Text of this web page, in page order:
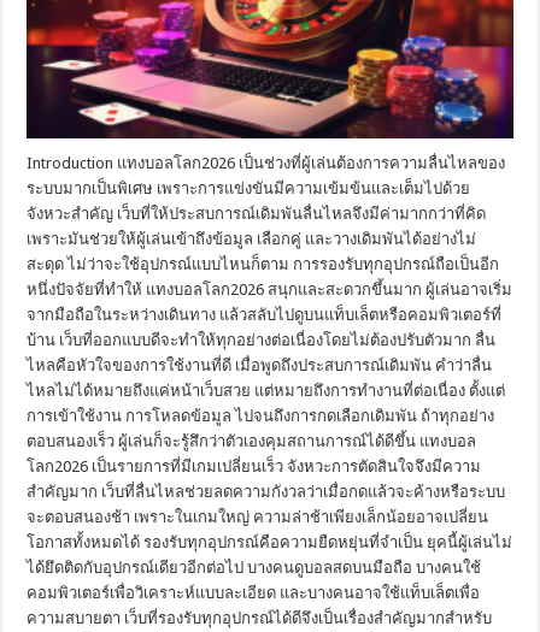
Introduction แทงบอลโลก2026 เป็นช่วงที่ผู้เล่นต้องการความลื่นไหลของ
ระบบมากเป็นพิเศษ เพราะการแข่งขันมีความเข้มข้นและเต็มไปด้วย
จังหวะสำคัญ เว็บที่ให้ประสบการณ์เดิมพันลื่นไหลจึงมีค่ามากกว่าที่คิด
เพราะมันช่วยให้ผู้เล่นเข้าถึงข้อมูล เลือกคู่ และวางเดิมพันได้อย่างไม่
สะดุด ไม่ว่าจะใช้อุปกรณ์แบบไหนก็ตาม การรองรับทุกอุปกรณ์ถือเป็นอีก
หนึ่งปัจจัยที่ทำให้ แทงบอลโลก2026 สนุกและสะดวกขึ้นมาก ผู้เล่นอาจเริ่ม
จากมือถือในระหว่างเดินทาง แล้วสลับไปดูบนแท็บเล็ตหรือคอมพิวเตอร์ที่
บ้าน เว็บที่ออกแบบดีจะทำให้ทุกอย่างต่อเนื่องโดยไม่ต้องปรับตัวมาก ลื่น
ไหลคือหัวใจของการใช้งานที่ดี เมื่อพูดถึงประสบการณ์เดิมพัน คำว่าลื่น
ไหลไม่ได้หมายถึงแค่หน้าเว็บสวย แต่หมายถึงการทำงานที่ต่อเนื่อง ตั้งแต่
การเข้าใช้งาน การโหลดข้อมูล ไปจนถึงการกดเลือกเดิมพัน ถ้าทุกอย่าง
ตอบสนองเร็ว ผู้เล่นก็จะรู้สึกว่าตัวเองคุมสถานการณ์ได้ดีขึ้น แทงบอล
โลก2026 เป็นรายการที่มีเกมเปลี่ยนเร็ว จังหวะการตัดสินใจจึงมีความ
สำคัญมาก เว็บที่ลื่นไหลช่วยลดความกังวลว่าเมื่อกดแล้วจะค้างหรือระบบ
จะตอบสนองช้า เพราะในเกมใหญ่ ความล่าช้าเพียงเล็กน้อยอาจเปลี่ยน
โอกาสทั้งหมดได้ รองรับทุกอุปกรณ์คือความยืดหยุ่นที่จำเป็น ยุคนี้ผู้เล่นไม่
ได้ยึดติดกับอุปกรณ์เดียวอีกต่อไป บางคนดูบอลสดบนมือถือ บางคนใช้
คอมพิวเตอร์เพื่อวิเคราะห์แบบละเอียด และบางคนอาจใช้แท็บเล็ตเพื่อ
ความสบายตา เว็บที่รองรับทุกอุปกรณ์ได้ดีจึงเป็นเรื่องสำคัญมากสำหรับ